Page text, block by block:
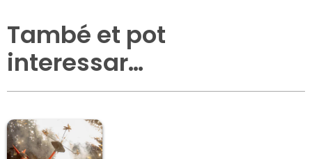
També et pot
interessar…